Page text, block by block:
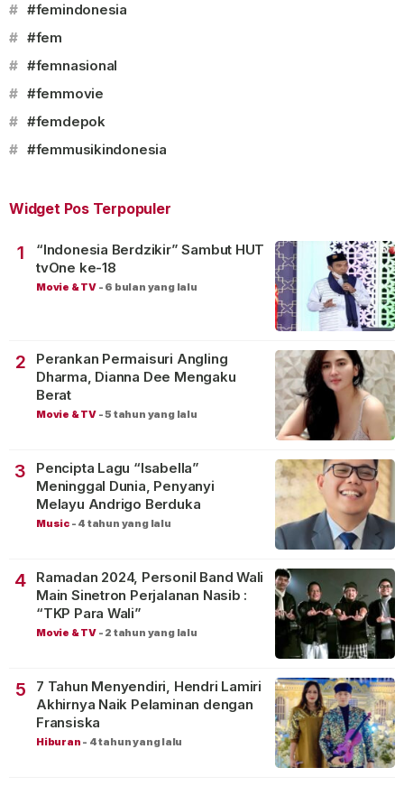
# #femindonesia
# #fem
# #femnasional
# #femmovie
# #femdepok
# #femmusikindonesia
Widget Pos Terpopuler
1
“Indonesia Berdzikir” Sambut HUT
tvOne ke-18
Movie & TV - 6 bulan yang lalu
2
Perankan Permaisuri Angling
Dharma, Dianna Dee Mengaku
Berat
Movie & TV -5 tahun yang lalu
3
Pencipta Lagu “Isabella”
Meninggal Dunia, Penyanyi
Melayu Andrigo Berduka
Music - 4 tahun yang lalu
4
Ramadan 2024, Personil Band Wali
Main Sinetron Perjalanan Nasib :
“TKP Para Wali”
Movie & TV - 2 tahun yang lalu
5
7 Tahun Menyendiri, Hendri Lamiri
Akhirnya Naik Pelaminan dengan
Fransiska
Hiburan - 4 tahun yang lalu